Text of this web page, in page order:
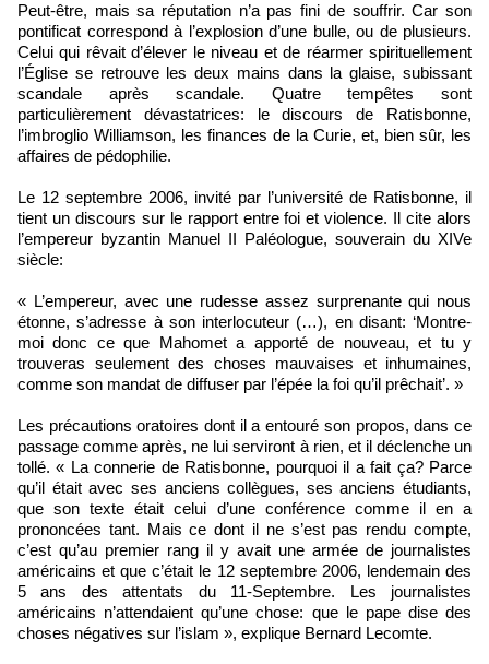
Peut-être, mais sa réputation n’a pas fini de souffrir. Car son
pontificat correspond à l’explosion d’une bulle, ou de plusieurs.
Celui qui rêvait d’élever le niveau et de réarmer spirituellement
l’Église se retrouve les deux mains dans la glaise, subissant
scandale après scandale. Quatre tempêtes sont
particulièrement dévastatrices: le discours de Ratisbonne,
l’imbroglio Williamson, les finances de la Curie, et, bien sûr, les
affaires de pédophilie.
Le 12 septembre 2006, invité par l’université de Ratisbonne, il
tient un discours sur le rapport entre foi et violence. Il cite alors
l’empereur byzantin Manuel II Paléologue, souverain du XIVe
siècle:
« L’empereur, avec une rudesse assez surprenante qui nous
étonne, s’adresse à son interlocuteur (…), en disant: ‘Montre-
moi donc ce que Mahomet a apporté de nouveau, et tu y
trouveras seulement des choses mauvaises et inhumaines,
comme son mandat de diffuser par l’épée la foi qu’il prêchait’. »
Les précautions oratoires dont il a entouré son propos, dans ce
passage comme après, ne lui serviront à rien, et il déclenche un
tollé. « La connerie de Ratisbonne, pourquoi il a fait ça? Parce
qu’il était avec ses anciens collègues, ses anciens étudiants,
que son texte était celui d’une conférence comme il en a
prononcées tant. Mais ce dont il ne s’est pas rendu compte,
c’est qu’au premier rang il y avait une armée de journalistes
américains et que c’était le 12 septembre 2006, lendemain des
5 ans des attentats du 11-Septembre. Les journalistes
américains n’attendaient qu’une chose: que le pape dise des
choses négatives sur l’islam », explique Bernard Lecomte.